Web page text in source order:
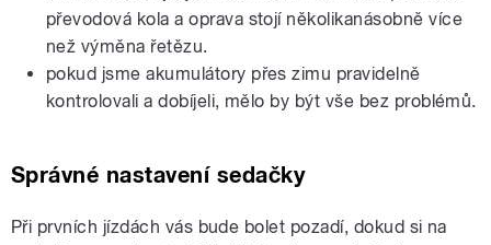
převodová kola a oprava stojí několikanásobně více
než výměna řetězu.
pokud jsme akumulátory přes zimu pravidelně
kontrolovali a dobíjeli, mělo by být vše bez problémů.
Správné nastavení sedačky
Při prvních jízdách vás bude bolet pozadí, dokud si na